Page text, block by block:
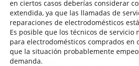
en ciertos casos deberías considerar
extendida, ya que las llamadas de
reparaciones de electrodomésticos
Es posible que los técnicos de servicio
para electrodomésticos comprados en
que la situación probablemente
demanda.